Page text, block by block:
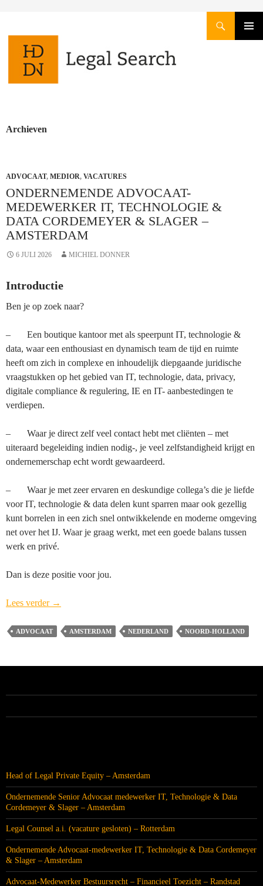
GA
NAAR
INHOUD
Archieven
ADVOCAAT, MEDIOR, VACATURES
ONDERNEMENDE ADVOCAAT-
MEDEWERKER IT, TECHNOLOGIE &
DATA CORDEMEYER & SLAGER –
AMSTERDAM
6 JULI 2026 MICHIEL DONNER
Introductie
Ben je op zoek naar?
– Een boutique kantoor met als speerpunt IT, technologie &
data, waar een enthousiast en dynamisch team de tijd en ruimte
heeft om zich in complexe en inhoudelijk diepgaande juridische
vraagstukken op het gebied van IT, technologie, data, privacy,
digitale compliance & regulering, IE en IT- aanbestedingen te
verdiepen.
– Waar je direct zelf veel contact hebt met cliënten – met
uiteraard begeleiding indien nodig-, je veel zelfstandigheid krijgt en
ondernemerschap echt wordt gewaardeerd.
– Waar je met zeer ervaren en deskundige collega’s die je liefde
voor IT, technologie & data delen kunt sparren maar ook gezellig
kunt borrelen in een zich snel ontwikkelende en moderne omgeving
net over het IJ. Waar je graag werkt, met een goede balans tussen
werk en privé.
Dan is deze positie voor jou.
Lees verder Ondernemende
medewerker
&
→
ADVOCAAT AMSTERDAM NEDERLAND NOORD-HOLLAND
Head of Legal Private Equity – Amsterdam
Ondernemende Senior Advocaat medewerker IT, Technologie & Data
Cordemeyer & Slager – Amsterdam
Legal Counsel a.i. (vacature gesloten) – Rotterdam
Ondernemende Advocaat-medewerker IT, Technologie & Data Cordemeyer
& Slager – Amsterdam
Advocaat-Medewerker Bestuursrecht – Financieel Toezicht – Randstad